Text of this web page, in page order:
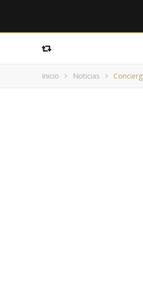
Inicio Noticias